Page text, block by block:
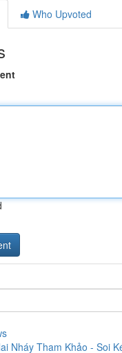
Who Upvoted
Nháy Tham Khảo - Soi